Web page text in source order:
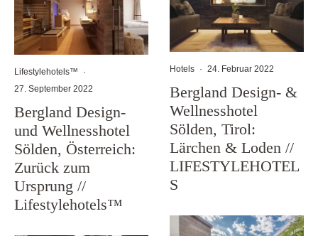
Lifestylehotels™
·
27. September 2022
Bergland Design-
und Wellnesshotel
Sölden, Österreich:
Zurück zum
Ursprung //
Lifestylehotels™
Hotels · 24. Februar 2022
Bergland Design- &
Wellnesshotel
Sölden, Tirol:
Lärchen & Loden //
LIFESTYLEHOTEL
S